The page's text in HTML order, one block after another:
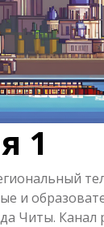
1
и
Читы. Канал